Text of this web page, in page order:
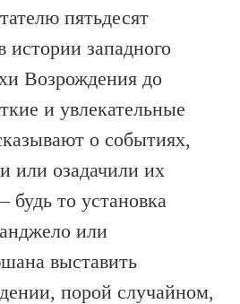
пятьдесят
истории западного
Возрождения до
и увлекательные
о событиях,
или озадачили их
то установка
или
выставить
порой случайном,